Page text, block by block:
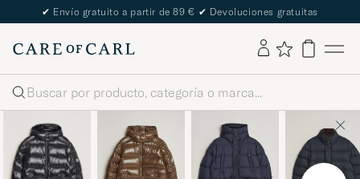
✔ Envío gratuito a partir de 89 € ✔ Devoluciones gratuitas
Buscar